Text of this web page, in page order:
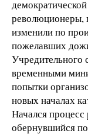
революционеры,
изменили по
пожелавших
временными
попытки
новых началах
Начался процесс
обернувшийся